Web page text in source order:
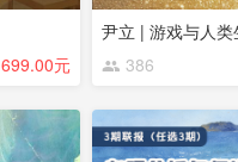
元
386